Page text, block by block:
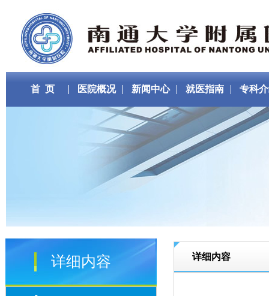
首 页 医院概况 新闻中心 就医指南 专科
详细内容 详细内容